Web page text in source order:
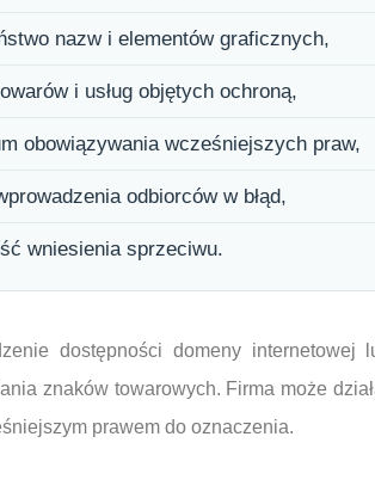
nazw i elementów graficznych,
i usług objętych ochroną,
obowiązywania wcześniejszych praw,
odbiorców w błąd,
wniesienia sprzeciwu.
dostępności domeny
znaków towarowych. Firma może
prawem do oznaczenia.